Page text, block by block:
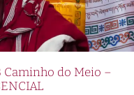
Caminho do Meio –